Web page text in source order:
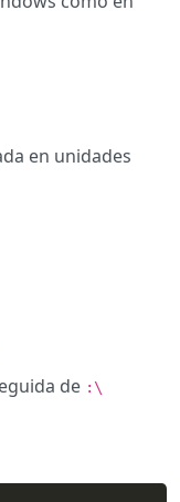
en unidades
de :\